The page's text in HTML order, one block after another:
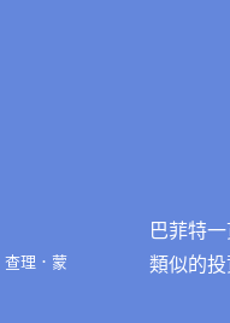
巴菲特
類似的投
查理．蒙